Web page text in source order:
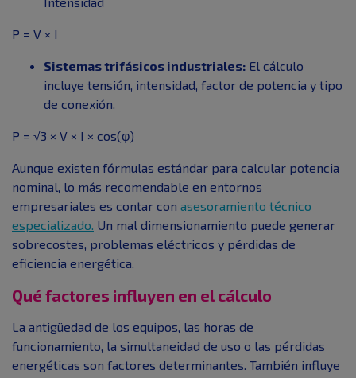
P = V × I
Sistemas trifásicos industriales: El cálculo
incluye tensión, intensidad, factor de potencia y tipo
de conexión.
P = √3 × V × I × cos(φ)
Aunque existen fórmulas estándar para calcular potencia
nominal, lo más recomendable en entornos
empresariales es contar con asesoramiento técnico
especializado. Un mal dimensionamiento puede generar
sobrecostes, problemas eléctricos y pérdidas de
eficiencia energética.
Qué factores influyen en el cálculo
La antigüedad de los equipos, las horas de
funcionamiento, la simultaneidad de uso o las pérdidas
energéticas son factores determinantes. También influye